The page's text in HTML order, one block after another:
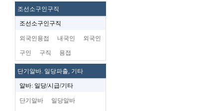
조선소구인구직
조선소구인구직
외국인용접 내국인 외국인
구인 구직 용접
단기알바. 일당파출, 기타
알바: 일당/시급/기타
단기알바 일당알바